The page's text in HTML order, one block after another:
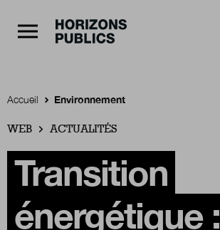
Accueil
Rubriques
Accueil Environnement
WEB ACTUALITÉS
Transition
énergétique :